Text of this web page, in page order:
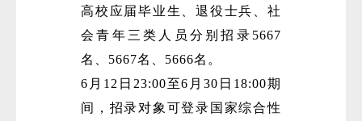
高校应届毕业生、退役士兵、社
会青年三类人员分别招录5667
名、5667名、5666名。
6月12日23:00至6月30日18:00期
间，招录对象可登录国家综合性